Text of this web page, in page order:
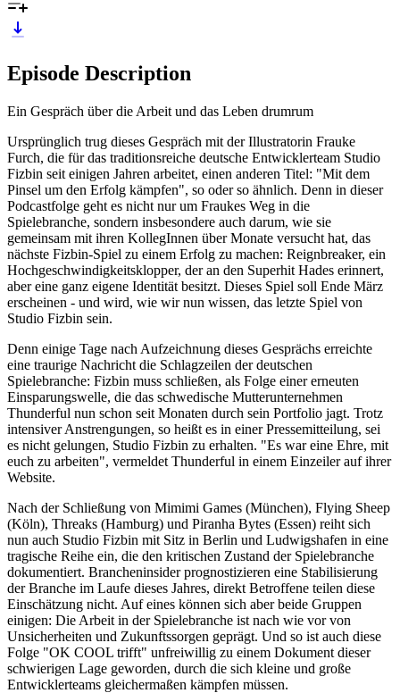
Episode Description
Ein Gespräch über die Arbeit und das Leben drumrum
Ursprünglich trug dieses Gespräch mit der Illustratorin Frauke
Furch, die für das traditionsreiche deutsche Entwicklerteam Studio
Fizbin seit einigen Jahren arbeitet, einen anderen Titel: "Mit dem
Pinsel um den Erfolg kämpfen", so oder so ähnlich. Denn in dieser
Podcastfolge geht es nicht nur um Fraukes Weg in die
Spielebranche, sondern insbesondere auch darum, wie sie
gemeinsam mit ihren KollegInnen über Monate versucht hat, das
nächste Fizbin-Spiel zu einem Erfolg zu machen: Reignbreaker, ein
Hochgeschwindigkeitsklopper, der an den Superhit Hades erinnert,
aber eine ganz eigene Identität besitzt. Dieses Spiel soll Ende März
erscheinen - und wird, wie wir nun wissen, das letzte Spiel von
Studio Fizbin sein.
Denn einige Tage nach Aufzeichnung dieses Gesprächs erreichte
eine traurige Nachricht die Schlagzeilen der deutschen
Spielebranche: Fizbin muss schließen, als Folge einer erneuten
Einsparungswelle, die das schwedische Mutterunternehmen
Thunderful nun schon seit Monaten durch sein Portfolio jagt. Trotz
intensiver Anstrengungen, so heißt es in einer Pressemitteilung, sei
es nicht gelungen, Studio Fizbin zu erhalten. "Es war eine Ehre, mit
euch zu arbeiten", vermeldet Thunderful in einem Einzeiler auf ihrer
Website.
Nach der Schließung von Mimimi Games (München), Flying Sheep
(Köln), Threaks (Hamburg) und Piranha Bytes (Essen) reiht sich
nun auch Studio Fizbin mit Sitz in Berlin und Ludwigshafen in eine
tragische Reihe ein, die den kritischen Zustand der Spielebranche
dokumentiert. Brancheninsider prognostizieren eine Stabilisierung
der Branche im Laufe dieses Jahres, direkt Betroffene teilen diese
Einschätzung nicht. Auf eines können sich aber beide Gruppen
einigen: Die Arbeit in der Spielebranche ist nach wie vor von
Unsicherheiten und Zukunftssorgen geprägt. Und so ist auch diese
Folge "OK COOL trifft" unfreiwillig zu einem Dokument dieser
schwierigen Lage geworden, durch die sich kleine und große
Entwicklerteams gleichermaßen kämpfen müssen.